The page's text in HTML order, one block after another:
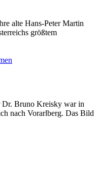
alte Hans-Peter Martin
größtem
Dr. Bruno Kreisky war in
nach Vorarlberg. Das Bild